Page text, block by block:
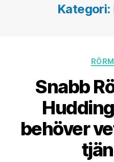
Kategori:
Snabb
behöver